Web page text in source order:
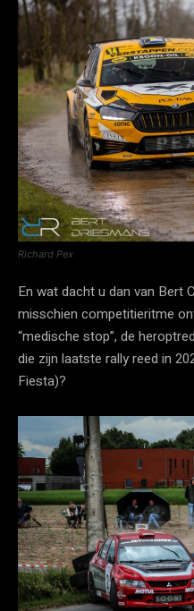
Richard Pex
En wat dacht u dan van Bert
misschien competitieritme
“medische stop”, de
die zijn laatste rally reed in
Fiesta)?